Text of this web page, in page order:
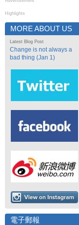
Highlights
MORE ABOUT US
Latest Blog Post
Change is not always a
bad thing (Jan 1)
電子郵報